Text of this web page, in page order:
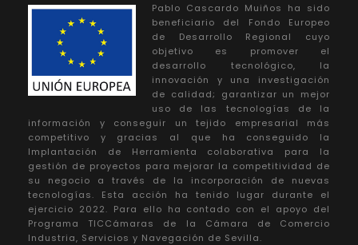
Pablo Cascardo Muiños ha sido
beneficiario del Fondo Europeo
de Desarrollo Regional cuyo
objetivo es promover el
desarrollo tecnológico, la
innovación y una investigación
de calidad; garantizar un mejor
uso de las tecnologías de la
información y conseguir un tejido empresarial más
competitivo y gracias al que ha conseguido la
Implantación de Herramienta colaborativa para la
gestión de proyectos para mejorar la competitividad de
su negocio a través de la incorporación de nuevas
tecnologías. Esta acción ha tenido lugar durante el
ejercicio 2022. Para ello ha contado con el apoyo del
Programa TICCámaras de la Cámara de Comercio
Industria, Servicios y Navegación de Sevilla.